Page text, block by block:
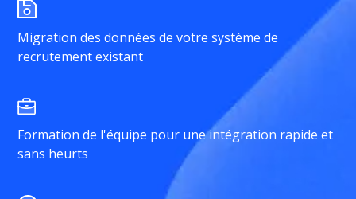
Migration des données de votre système de
recrutement existant
Formation de l'équipe pour une intégration rapide et
sans heurts